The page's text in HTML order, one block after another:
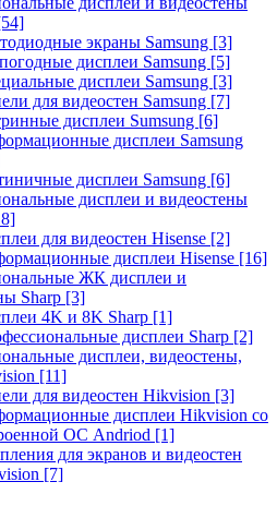
экраны Samsung [3]
дисплеи Samsung [5]
дисплеи Samsung [3]
для видеостен Samsung [7]
дисплеи Sumsung [6]
дисплеи Samsung
дисплеи Samsung [6]
дисплеи и видеостены
для видеостен Hisense [2]
дисплеи Hisense [16]
ЖК дисплеи и
Sharp [3]
4K и 8K Sharp [1]
дисплеи Sharp [2]
дисплеи, видеостены,
[11]
для видеостен Hikvision [3]
дисплеи Hikvision со
ОС Andriod [1]
для экранов и видеостен
[7]